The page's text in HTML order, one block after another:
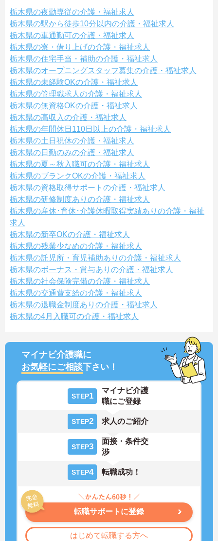
栃木県の夜勤専従の介護・福祉求人
栃木県の駅から徒歩10分以内の介護・福祉求人
栃木県の車通勤可の介護・福祉求人
栃木県の寮・借り上げの介護・福祉求人
栃木県の住宅手当・補助の介護・福祉求人
栃木県のオープニングスタッフ募集の介護・福祉求人
栃木県の未経験OKの介護・福祉求人
栃木県の管理職求人の介護・福祉求人
栃木県の無資格OKの介護・福祉求人
栃木県の高収入の介護・福祉求人
栃木県の年間休日110日以上の介護・福祉求人
栃木県の土日祝休の介護・福祉求人
栃木県の日勤のみの介護・福祉求人
栃木県の夏～秋入職可の介護・福祉求人
栃木県のブランクOKの介護・福祉求人
栃木県の資格取得サポートの介護・福祉求人
栃木県の研修制度ありの介護・福祉求人
栃木県の産休･育休･介護休暇取得実績ありの介護・福祉
求人
栃木県の新卒OKの介護・福祉求人
栃木県の残業少なめの介護・福祉求人
栃木県の託児所・育児補助ありの介護・福祉求人
栃木県のボーナス・賞与ありの介護・福祉求人
栃木県の社会保険完備の介護・福祉求人
栃木県の交通費支給の介護・福祉求人
栃木県の退職金制度ありの介護・福祉求人
栃木県の4月入職可の介護・福祉求人
マイナビ介護職に
お気軽にご相談下さい！
STEP1
マイナビ介護
職にご登録
STEP2 求人のご紹介
STEP3
面接・条件交
渉
STEP4 転職成功！
転職サポートに登録
はじめて転職する方へ